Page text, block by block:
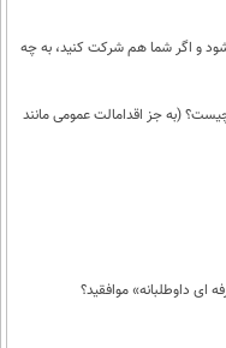
شود و اگر شما هم شرکت کنید، به چه
(به جز اقدامالت عمومی مانند
ای داوطلبانه» موافقید؟